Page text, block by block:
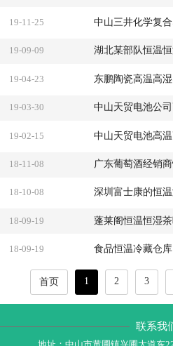
19-11-25 中山三井化学复
19-09-09 湖北某部队恒温
19-04-23 东鹏陶瓷高温高
19-03-30 中山天贸电池公
19-02-15 中山天贸电池高
18-11-08 广东葡萄酒经销
18-10-08 深圳富士康的恒温
18-09-19 蓬莱阁恒温恒湿
18-09-19 食品恒温冷藏仓库
首页 1 2 3
联系我